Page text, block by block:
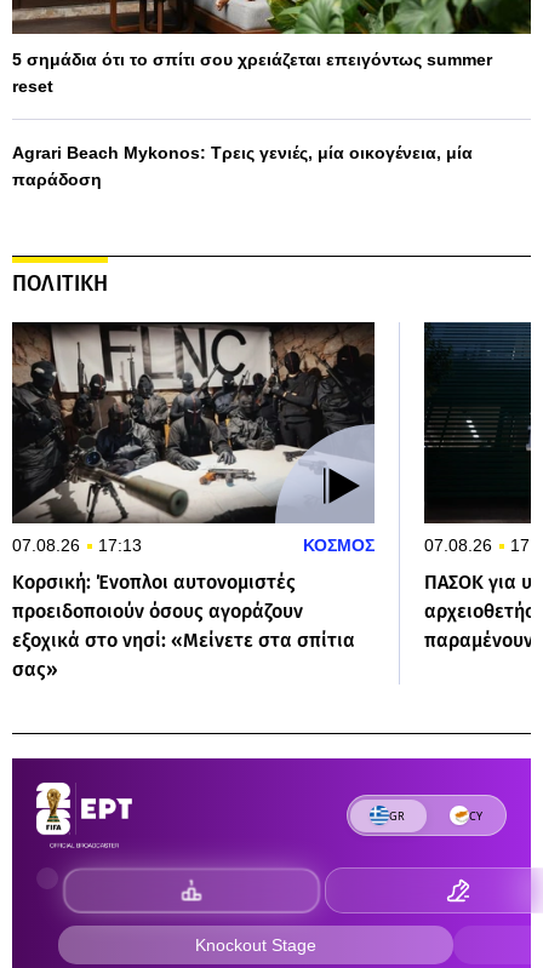
5 σημάδια ότι το σπίτι σου χρειάζεται επειγόντως summer
reset
Agrari Beach Mykonos: Τρεις γενιές, μία οικογένεια, μία
παράδοση
ΠΟΛΙΤΙΚΗ
07.08.26 17:13 ΚΟΣΜΟΣ
Κορσική: Ένοπλοι αυτονομιστές
προειδοποιούν όσους αγοράζουν
εξοχικά στο νησί: «Μείνετε στα σπίτια
σας»
07.08.26
ΠΑΣΟΚ για
παραμένουν